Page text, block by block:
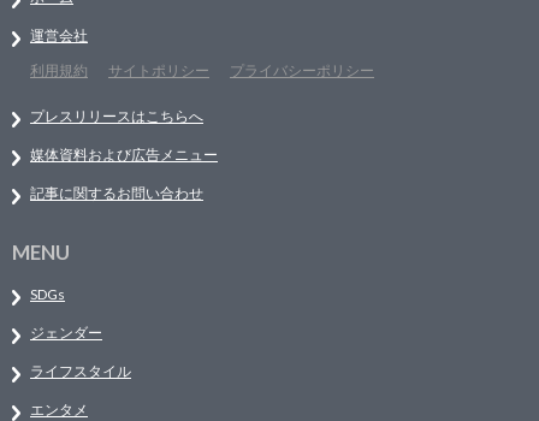
運営会社
利用規約
サイトポリシー プライバシーポリシー
プレスリリースはこちらへ
媒体資料および広告メニュー
記事に関するお問い合わせ
MENU
SDGs
ジェンダー
ライフスタイル
エンタメ